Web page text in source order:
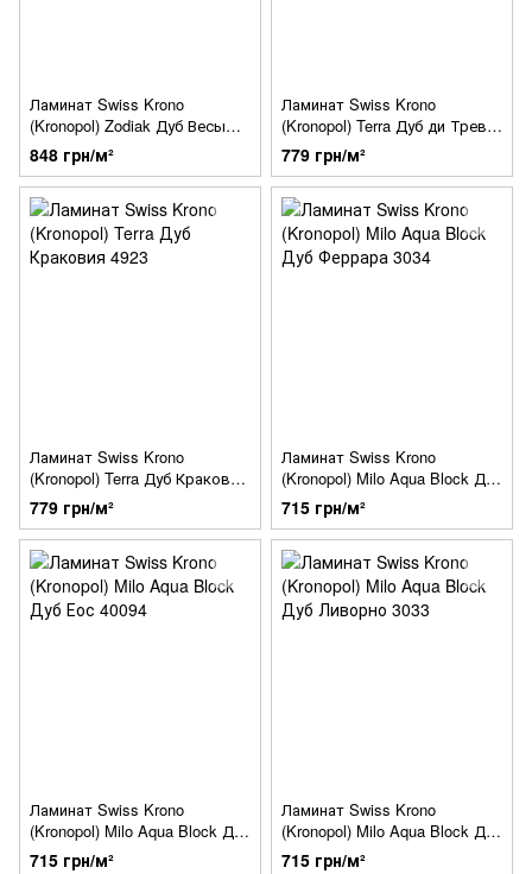
Ламинат Swiss Krono
(Kronopol) Zodiak Дуб Весы
4572
848 грн/м²
Ламинат Swiss Krono
(Kronopol) Terra Дуб ди Треви
4917
779 грн/м²
Ламинат Swiss Krono
(Kronopol) Terra Дуб Краковия
4923
779 грн/м²
Ламинат Swiss Krono
(Kronopol) Milo Aqua Block Дуб
Феррара 3034
715 грн/м²
Ламинат Swiss Krono
(Kronopol) Milo Aqua Block Дуб
Еос 40094
715 грн/м²
Ламинат Swiss Krono
(Kronopol) Milo Aqua Block Дуб
Ливорно 3033
715 грн/м²